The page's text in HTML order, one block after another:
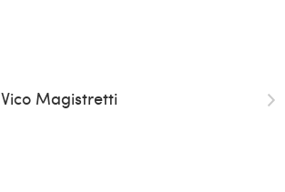
Vico Magistretti